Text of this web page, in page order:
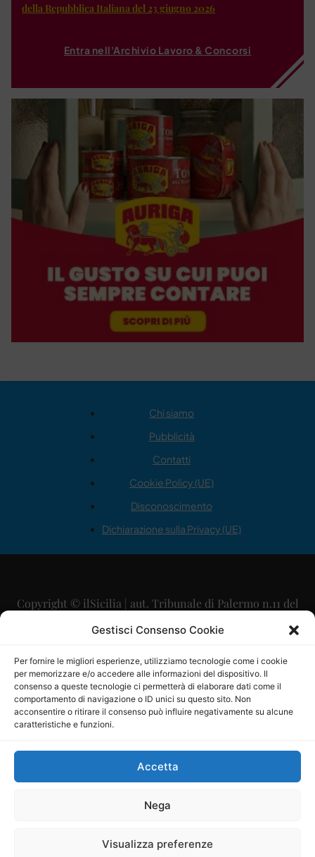
Gestisci Consenso Cookie
Per fornire le migliori esperienze, utilizziamo tecnologie come i cookie
per memorizzare e/o accedere alle informazioni del dispositivo. Il
consenso a queste tecnologie ci permetterà di elaborare dati come il
comportamento di navigazione o ID unici su questo sito. Non
acconsentire o ritirare il consenso può influire negativamente su alcune
caratteristiche e funzioni.
Accetta
Nega
Visualizza preferenze
della Repubblica Italiana del 23 giugno 2026
Entra nell'Archivio Lavoro & Concorsi
Chi siamo
Pubblicità
Contatti
Cookie Policy (UE)
Disconoscimento
Dichiarazione sulla Privacy (UE)
Copyright © ilSicilia | aut. Tribunale di Palermo n.11 del
29/09/2015
Direttore Editoriale: Maurizio Scaglione
Direttore Responsabile: Maria Calabrese
P.IVA: 06334930820
Mercurio Comunicazione Società Cooperativa a r.l. è
iscritta al Registro degli Operatori di Comunicazione al
Sito gestito daLa Digitale srl–info@ladigitale.it